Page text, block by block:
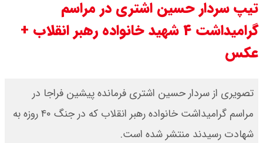
تیپ سردار حسین اشتری در مراسم
گرامیداشت ۴ شهید خانواده رهبر انقلاب +
عکس
تصویری از سردار حسین اشتری فرمانده پیشین فراجا در
مراسم گرامیداشت خانواده رهبر انقلاب که در جنگ ۴۰ روزه به
شهادت رسیدند منتشر شده است.